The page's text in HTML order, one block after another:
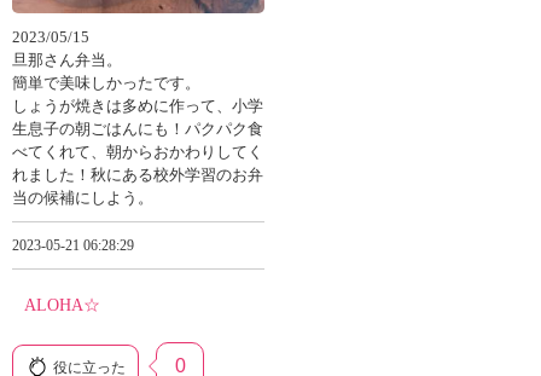
2023/05/15
旦那さん弁当。
簡単で美味しかったです。
しょうが焼きは多めに作って、小学
生息子の朝ごはんにも！パクパク食
べてくれて、朝からおかわりしてく
れました！秋にある校外学習のお弁
当の候補にしよう。
2023-05-21 06:28:29
ALOHA☆
役に立った 0